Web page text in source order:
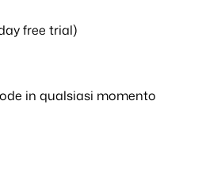
free trial)
in qualsiasi momento